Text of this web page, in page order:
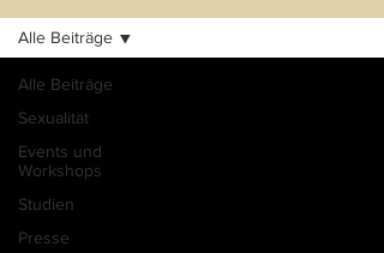
Alle Beiträge
Sexualität
Events und
Workshops
Studien
Presse
Alle Beiträge